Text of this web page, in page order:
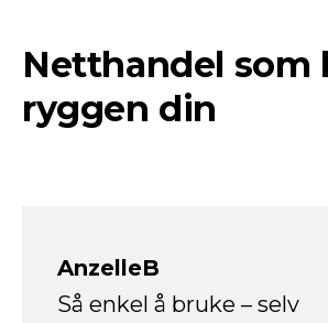
Netthandel som
ryggen din
AnzelleB
Så enkel å bruke – selv